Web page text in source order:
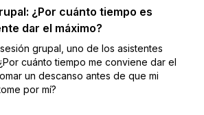
¿Por cuánto tiempo es
dar el máximo?
grupal, uno de los asistentes
cuánto tiempo me conviene dar el
un descanso antes de que mi
por mí?